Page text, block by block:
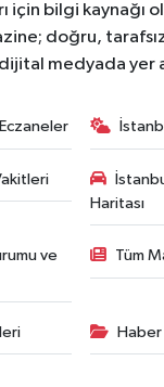
için bilgi kaynağı
doğru,
dijital medyada yer
Haritası
ve
Tüm
Haber